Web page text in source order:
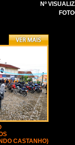
Nº
CASTANHO)